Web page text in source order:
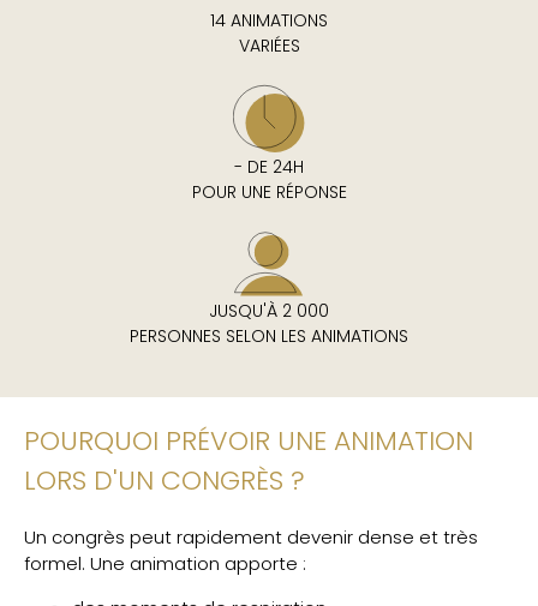
14 ANIMATIONS
VARIÉES
- DE 24H
POUR UNE RÉPONSE
JUSQU'À 2 000
PERSONNES SELON LES ANIMATIONS
POURQUOI PRÉVOIR UNE ANIMATION
LORS D'UN CONGRÈS ?
Un congrès peut rapidement devenir dense et très
formel. Une animation apporte :